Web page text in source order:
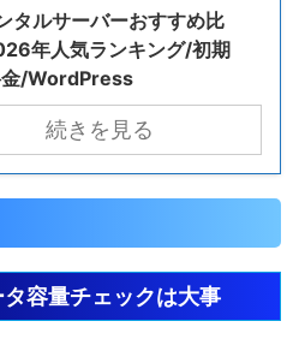
タルサーバーおすすめ比
年人気ランキング/初期
/WordPress
続きを見る
容量チェックは大事